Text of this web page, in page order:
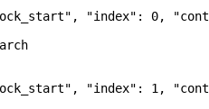
, "index" : 0,
, "index" : 1,